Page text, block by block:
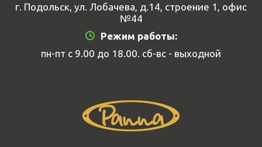
г. Подольск, ул. Лобачева, д.14, строение 1, офис
№44
Режим работы:
пн-пт с 9.00 до 18.00. сб-вс - выходной